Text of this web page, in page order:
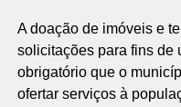
A doação de imóveis e
solicitações para fins de
obrigatório que o
ofertar serviços à